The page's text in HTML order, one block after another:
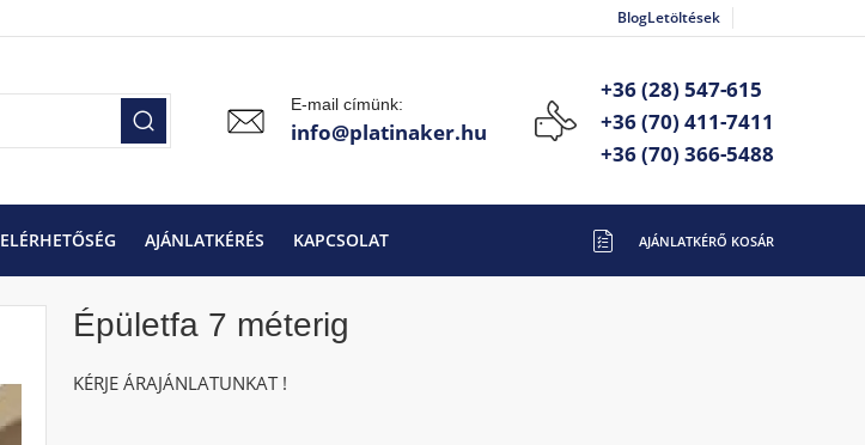
BlogLetöltések
E-mail címünk:
info@platinaker.hu
+36 (28) 547-615
+36 (70) 411-7411
+36 (70) 366-5488
ELÉRHETŐSÉG AJÁNLATKÉRÉS KAPCSOLAT
Épületfa 7 méterig
KÉRJE ÁRAJÁNLATUNKAT !